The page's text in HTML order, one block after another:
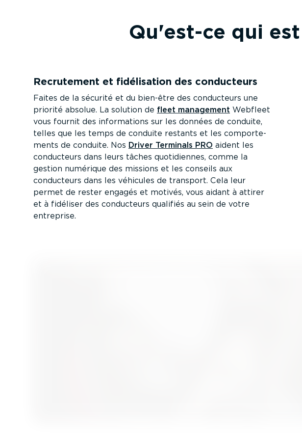
Qu'est-ce qui
Recrutement et fidéli­sation des conducteurs
Faites de la sécurité et du bien-être des conducteurs une
priorité absolue. La solution de fleet management Webfleet
vous fournit des infor­ma­tions sur les données de conduite,
telles que les temps de conduite restants et les compor­te­
ments de conduite. Nos Driver Terminals PRO aident les
conducteurs dans leurs tâches quoti­diennes, comme la
gestion numérique des missions et les conseils aux
conducteurs dans les véhicules de transport. Cela leur
permet de rester engagés et motivés, vous aidant à attirer
et à fidéliser des conducteurs qualifiés au sein de votre
entreprise.